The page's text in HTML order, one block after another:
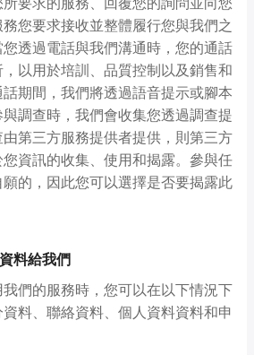
您要求接收並整體履行您與我們之
透過電話與我們溝通時，您的通話
以用於培訓、品質控制以及銷售和
期間，我們將透過語音提示或腳本
調查時，我們會收集您透過調查提
第三方服務提供者提供，則第三方
資訊的收集、使用和揭露。參與任
的，因此您可以選擇是否要揭露此
料給我們
們的服務時，您可以在以下情況下
料、聯絡資料、個人資料資料和申